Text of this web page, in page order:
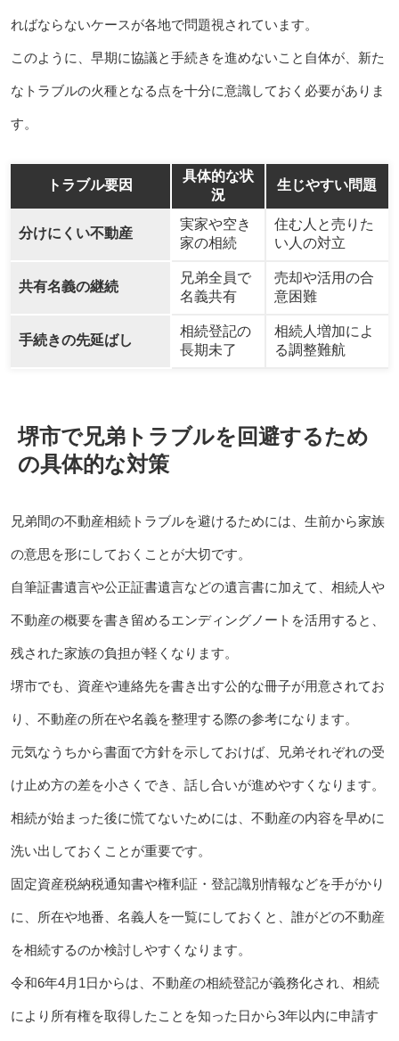
ればならないケースが各地で問題視されています。
このように、早期に協議と手続きを進めないこと自体が、新た
なトラブルの火種となる点を十分に意識しておく必要がありま
す。
トラブル要因
具体的な状
況
生じやすい問題
分けにくい不動産
実家や空き
家の相続
住む人と売りた
い人の対立
共有名義の継続
兄弟全員で
名義共有
売却や活用の合
意困難
手続きの先延ばし
相続登記の
長期未了
相続人増加によ
る調整難航
堺市で兄弟トラブルを回避するため
の具体的な対策
兄弟間の不動産相続トラブルを避けるためには、生前から家族
の意思を形にしておくことが大切です。
自筆証書遺言や公正証書遺言などの遺言書に加えて、相続人や
不動産の概要を書き留めるエンディングノートを活用すると、
残された家族の負担が軽くなります。
堺市でも、資産や連絡先を書き出す公的な冊子が用意されてお
り、不動産の所在や名義を整理する際の参考になります。
元気なうちから書面で方針を示しておけば、兄弟それぞれの受
け止め方の差を小さくでき、話し合いが進めやすくなります。
相続が始まった後に慌てないためには、不動産の内容を早めに
洗い出しておくことが重要です。
固定資産税納税通知書や権利証・登記識別情報などを手がかり
に、所在や地番、名義人を一覧にしておくと、誰がどの不動産
を相続するのか検討しやすくなります。
令和6年4月1日からは、不動産の相続登記が義務化され、相続
により所有権を取得したことを知った日から3年以内に申請す